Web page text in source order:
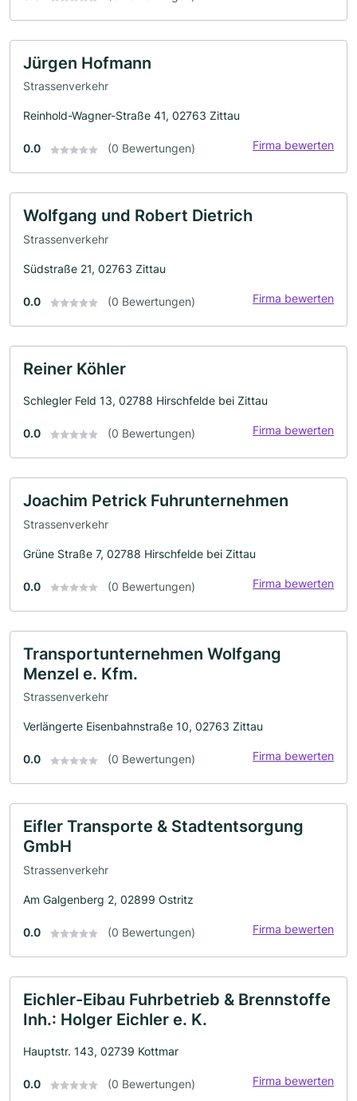
Jürgen Hofmann
Strassenverkehr
Reinhold-Wagner-Straße 41, 02763 Zittau
0.0 (0 Bewertungen) Firma bewerten
Wolfgang und Robert Dietrich
Strassenverkehr
Südstraße 21, 02763 Zittau
0.0 (0 Bewertungen) Firma bewerten
Reiner Köhler
Schlegler Feld 13, 02788 Hirschfelde bei Zittau
0.0 (0 Bewertungen) Firma bewerten
Joachim Petrick Fuhrunternehmen
Strassenverkehr
Grüne Straße 7, 02788 Hirschfelde bei Zittau
0.0 (0 Bewertungen) Firma bewerten
Transportunternehmen Wolfgang
Menzel e. Kfm.
Strassenverkehr
Verlängerte Eisenbahnstraße 10, 02763 Zittau
0.0 (0 Bewertungen) Firma bewerten
Eifler Transporte & Stadtentsorgung
GmbH
Strassenverkehr
Am Galgenberg 2, 02899 Ostritz
0.0 (0 Bewertungen) Firma bewerten
Eichler-Eibau Fuhrbetrieb & Brennstoffe
Inh.: Holger Eichler e. K.
Hauptstr. 143, 02739 Kottmar
0.0 (0 Bewertungen) Firma bewerten